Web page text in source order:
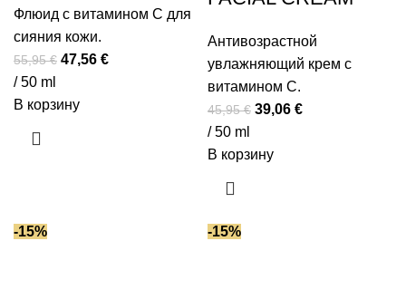
Флюид с витамином C для
сияния кожи.
55,95€ Первоначальная
составляла
47,56 €Текущая
/ 50 ml
В корзину
Антивозрастной
увлажняющий крем с
витамином C.
45,95€ Первоначальная
составляла
39,06 €Текущая
/ 50 ml
В корзину
-15% -15%